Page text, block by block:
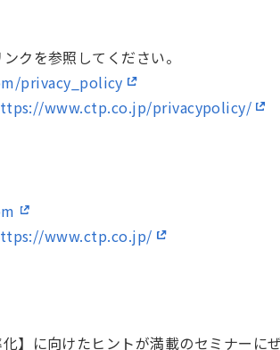
クを参照してください。
privacy_policy
www.ctp.co.jp/privacypolicy/
www.ctp.co.jp/
】に向けたヒントが満載のセミナーに